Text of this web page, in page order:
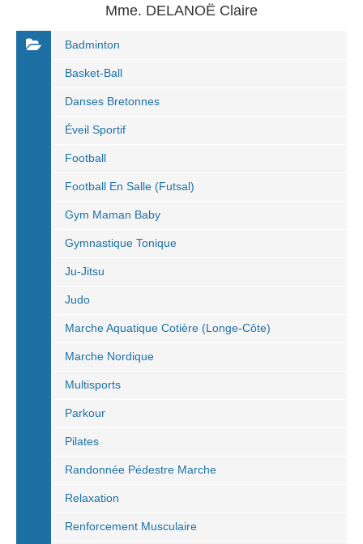
Mme. DELANOË Claire
Badminton
Basket-Ball
Danses Bretonnes
Éveil Sportif
Football
Football En Salle (Futsal)
Gym Maman Baby
Gymnastique Tonique
Ju-Jitsu
Judo
Marche Aquatique Cotière (Longe-Côte)
Marche Nordique
Multisports
Parkour
Pilates
Randonnée Pédestre Marche
Relaxation
Renforcement Musculaire